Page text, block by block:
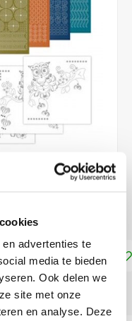
advertenties te
media te bieden
Ook delen we
site met onze
en analyse. Deze
winkelwagen